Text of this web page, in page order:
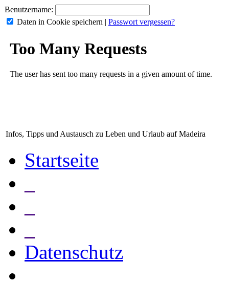
Benutzername:
Daten in Cookie speichern | Passwort vergessen?
Infos, Tipps und Austausch zu Leben und Urlaub auf Madeira
Startseite
Datenschutz